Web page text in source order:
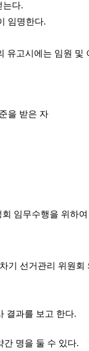
는다.
임명한다.
유고시에는 임원 및
을 받은 자
임무수행을 위하
기 선거관리 위원회
결과를 보고 한다.
간 명을 둘 수 있다.